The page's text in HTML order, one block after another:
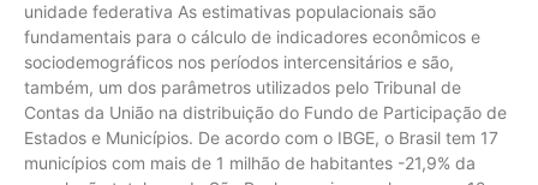
unidade federativa As estimativas populacionais são
fundamentais para o cálculo de indicadores econômicos e
sociodemográficos nos períodos intercensitários e são,
também, um dos parâmetros utilizados pelo Tribunal de
Contas da União na distribuição do Fundo de Participação de
Estados e Municípios. De acordo com o IBGE, o Brasil tem 17
municípios com mais de 1 milhão de habitantes -21,9% da